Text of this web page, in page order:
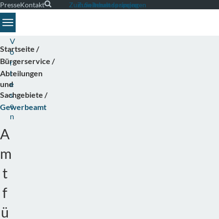
Zum Inhalt springen
Zum Seitenende springen
PresseKontakt
Toggle navigation
Startseite
Bürgerservice
Abteilungen
und
Sachgebiete
Gewerbeamt
V
o
r
l
e
s
e
n
A
m
t
f
ü